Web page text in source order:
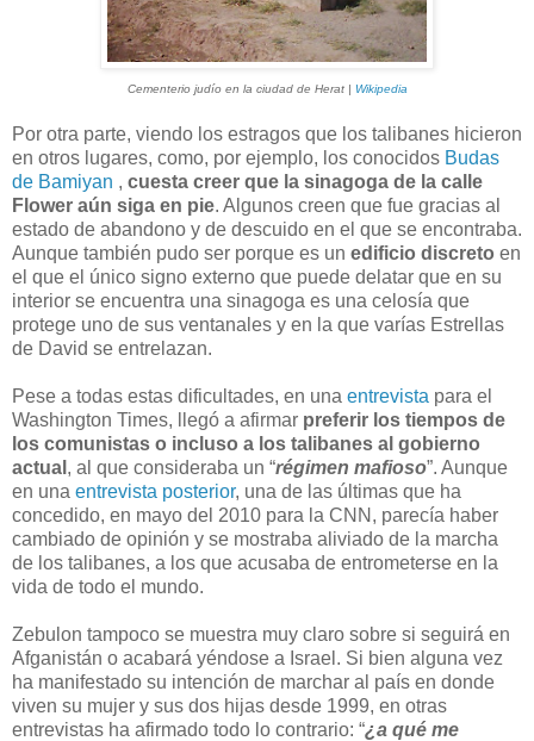
Cementerio judío en la ciudad de Herat | Wikipedia
Por otra parte, viendo los estragos que los talibanes hicieron
en otros lugares, como, por ejemplo, los conocidos Budas
de Bamiyan , cuesta creer que la sinagoga de la calle
Flower aún siga en pie. Algunos creen que fue gracias al
estado de abandono y de descuido en el que se encontraba.
Aunque también pudo ser porque es un edificio discreto en
el que el único signo externo que puede delatar que en su
interior se encuentra una sinagoga es una celosía que
protege uno de sus ventanales y en la que varías Estrellas
de David se entrelazan.
Pese a todas estas dificultades, en una entrevista para el
Washington Times, llegó a afirmar preferir los tiempos de
los comunistas o incluso a los talibanes al gobierno
actual , al que consideraba un “régimen mafioso”. Aunque
en una entrevista posterior, una de las últimas que ha
concedido, en mayo del 2010 para la CNN, parecía haber
cambiado de opinión y se mostraba aliviado de la marcha
de los talibanes, a los que acusaba de entrometerse en la
vida de todo el mundo.
Zebulon tampoco se muestra muy claro sobre si seguirá en
Afganistán o acabará yéndose a Israel. Si bien alguna vez
ha manifestado su intención de marchar al país en donde
viven su mujer y sus dos hijas desde 1999, en otras
entrevistas ha afirmado todo lo contrario: “¿a qué me